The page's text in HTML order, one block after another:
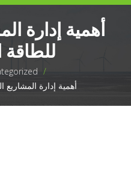
أهمية إدارة
للطاقة
أهمية إدارة